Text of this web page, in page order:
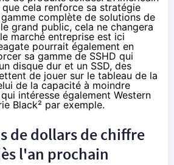
cela renforce sa stratégie
complète de solutions de
grand public, cela ne changera
marché entreprise est ici
pourrait également en
sa gamme de SSHD qui
disque dur et un SSD, des
de jouer sur le tableau de la
de la capacité à moindre
intéresse également Western
Black² par exemple.
de dollars de chiffre
l'an prochain